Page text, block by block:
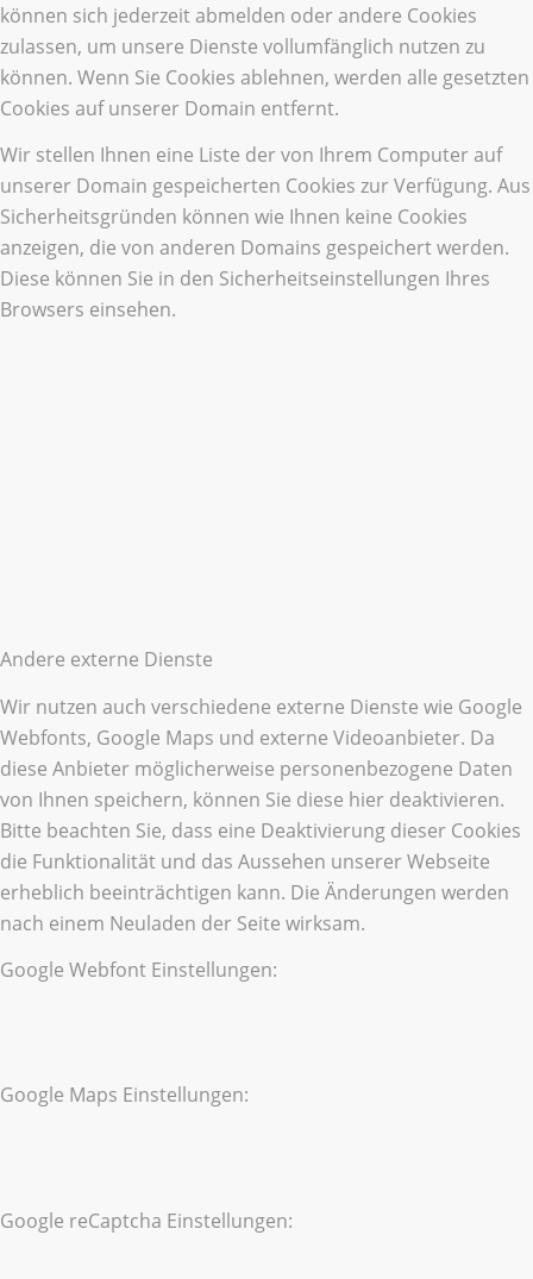
können sich jederzeit abmelden oder andere Cookies
zulassen, um unsere Dienste vollumfänglich nutzen zu
können. Wenn Sie Cookies ablehnen, werden alle gesetzten
Cookies auf unserer Domain entfernt.
Wir stellen Ihnen eine Liste der von Ihrem Computer auf
unserer Domain gespeicherten Cookies zur Verfügung. Aus
Sicherheitsgründen können wie Ihnen keine Cookies
anzeigen, die von anderen Domains gespeichert werden.
Diese können Sie in den Sicherheitseinstellungen Ihres
Browsers einsehen.
Andere externe Dienste
Wir nutzen auch verschiedene externe Dienste wie Google
Webfonts, Google Maps und externe Videoanbieter. Da
diese Anbieter möglicherweise personenbezogene Daten
von Ihnen speichern, können Sie diese hier deaktivieren.
Bitte beachten Sie, dass eine Deaktivierung dieser Cookies
die Funktionalität und das Aussehen unserer Webseite
erheblich beeinträchtigen kann. Die Änderungen werden
nach einem Neuladen der Seite wirksam.
Google Webfont Einstellungen:
Google Maps Einstellungen:
Google reCaptcha Einstellungen: